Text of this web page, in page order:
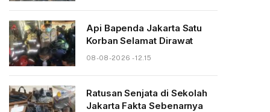
Api Bapenda Jakarta Satu
Korban Selamat Dirawat
08-08-2026 - 12.15
Ratusan Senjata di Sekolah
Jakarta Fakta Sebenarnya